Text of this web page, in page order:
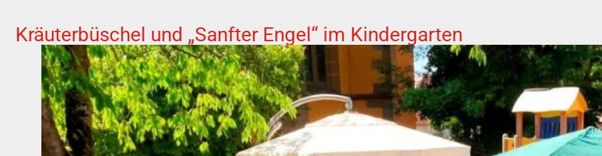
Kräuterbüschel und „Sanfter Engel“ im Kindergarten